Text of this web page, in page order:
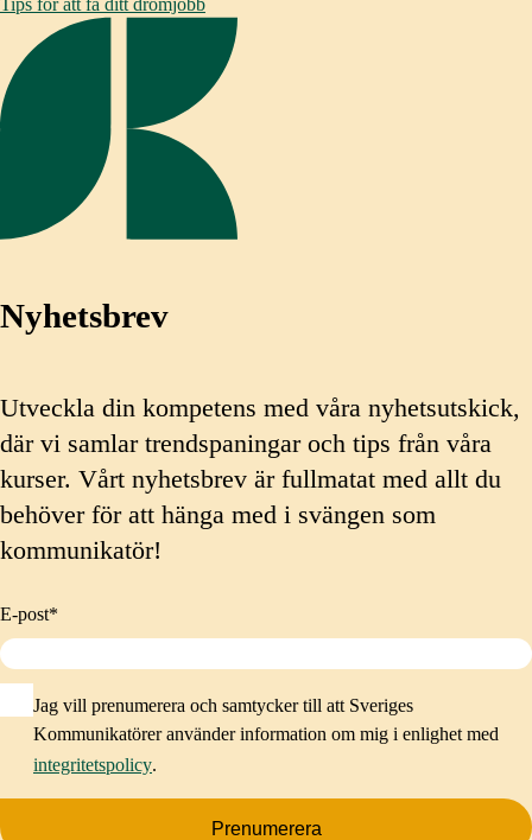
Tips för att få ditt drömjobb
Nyhetsbrev
Utveckla din kompetens med våra nyhetsutskick,
där vi samlar trendspaningar och tips från våra
kurser. Vårt nyhetsbrev är fullmatat med allt du
behöver för att hänga med i svängen som
kommunikatör!
E-post*
Jag vill prenumerera och samtycker till att Sveriges
Kommunikatörer använder information om mig i enlighet med
integritetspolicy.
Prenumerera